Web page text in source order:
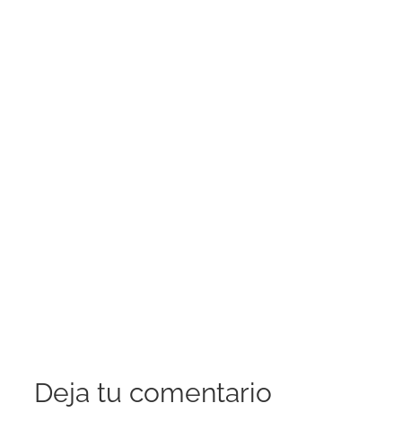
Deja tu comentario